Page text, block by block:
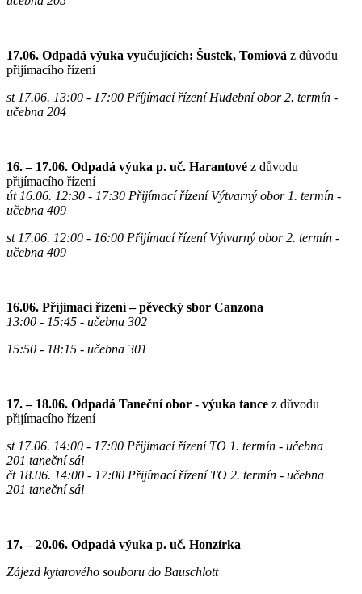
17.06. Odpadá výuka vyučujících: Šustek, Tomiová z důvodu
přijímacího řízení
st 17.06. 13:00 - 17:00 Příjímací řízeníHudební obor2. termín -
učebna 204
16. – 17.06. Odpadá výuka p. uč. Harantové z důvodu
přijímacího řízení
út 16.06. 12:30 - 17:30 Přijímací řízení Výtvarný obor 1. termín -
učebna 409
st 17.06. 12:00 - 16:00 Přijímací řízeníVýtvarný obor2. termín -
učebna 409
16.06. Příjímací řízení – pěvecký sbor Canzona
13:00 - 15:45 - učebna 302
15:50 - 18:15 - učebna 301
17. – 18.06. Odpadá Taneční obor - výuka tance z důvodu
přijímacího řízení
st 17.06. 14:00 - 17:00 Přijímací řízení TO 1. termín - učebna
201 taneční sál
čt 18.06. 14:00 - 17:00 Přijímací řízení TO 2. termín - učebna
201 taneční sál
17. – 20.06. Odpadá výuka p. uč. Honzírka
Zájezd kytarového souboru do Bauschlott